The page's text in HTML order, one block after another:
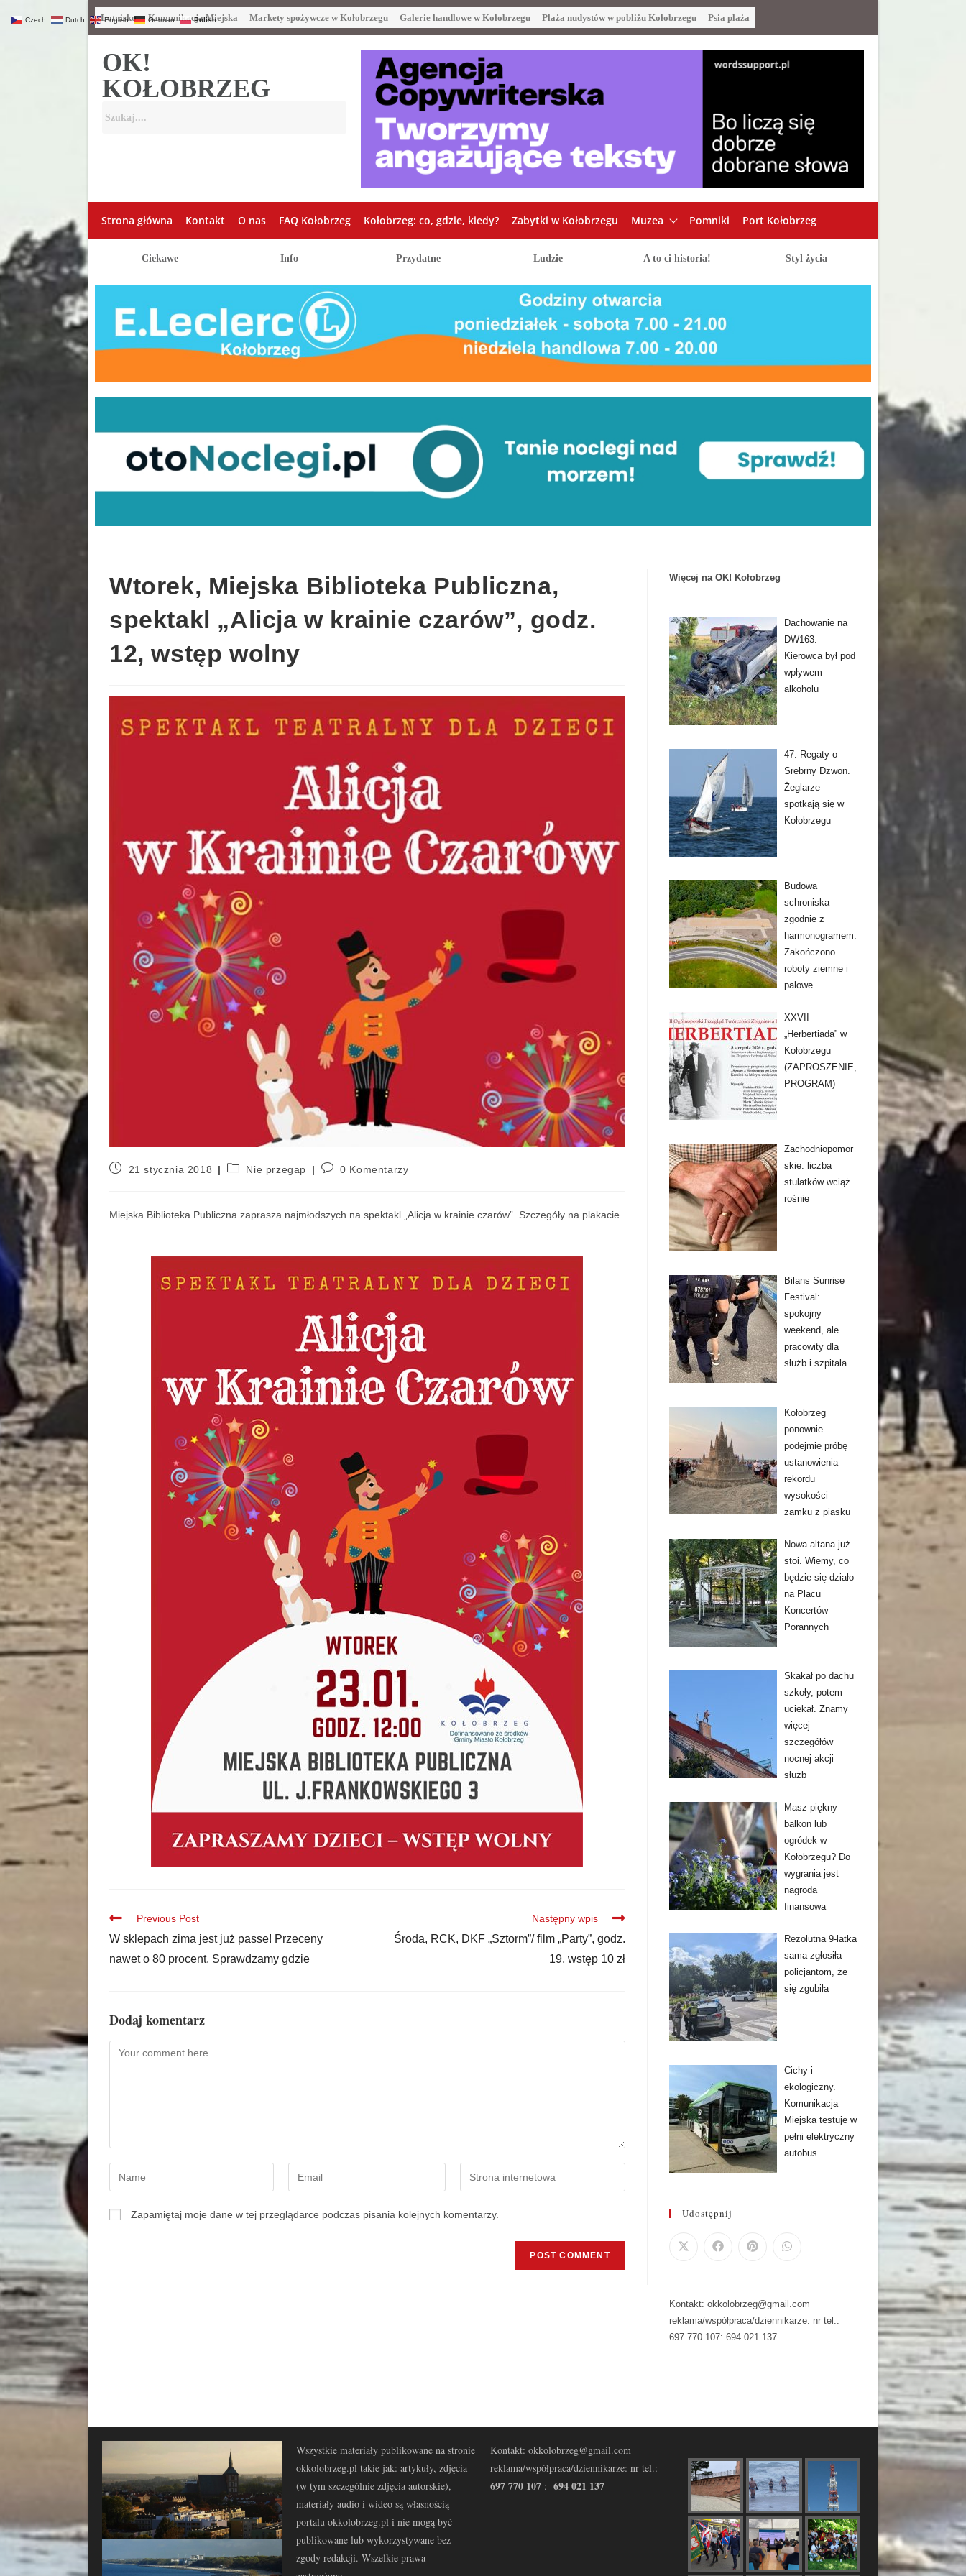
Lotnisko Komunikacja Miejska Markety spożywcze w Kołobrzegu Galerie handlowe w Kołobrzegu Plaża nudystów w pobliżu Kołobrzegu Psia plaża
OK!
KOŁOBRZEG
Strona główna Kontakt O nas FAQ Kołobrzeg Kołobrzeg: co, gdzie, kiedy? Zabytki w Kołobrzegu Muzea Pomniki Port Kołobrzeg
Ciekawe Info Przydatne Ludzie A to ci historia! Styl życia
Wtorek, Miejska Biblioteka Publiczna,
spektakl „Alicja w krainie czarów”, godz.
12, wstęp wolny
21 stycznia 2018 Nie przegap 0 Komentarzy
Miejska Biblioteka Publiczna zaprasza najmłodszych na spektakl „Alicja w krainie czarów”. Szczegóły na plakacie.
Previous Post
W sklepach zima jest już passe! Przeceny
nawet o 80 procent. Sprawdzamy gdzie
Następny wpis
Środa, RCK, DKF „Sztorm”/ film „Party”, godz.
19, wstęp 10 zł
Dodaj komentarz
Zapamiętaj moje dane w tej przeglądarce podczas pisania kolejnych komentarzy.
Więcej na OK! Kołobrzeg
Dachowanie na
DW163.
Kierowca był pod
wpływem
alkoholu
47. Regaty o
Srebrny Dzwon.
Żeglarze
spotkają się w
Kołobrzegu
Budowa
schroniska
zgodnie z
harmonogramem.
Zakończono
roboty ziemne i
palowe
XXVII
„Herbertiada” w
Kołobrzegu
(ZAPROSZENIE,
PROGRAM)
Zachodniopomor
skie: liczba
stulatków wciąż
rośnie
Bilans Sunrise
Festival:
spokojny
weekend, ale
pracowity dla
służb i szpitala
Kołobrzeg
ponownie
podejmie próbę
ustanowienia
rekordu
wysokości
zamku z piasku
Nowa altana już
stoi. Wiemy, co
będzie się działo
na Placu
Koncertów
Porannych
Skakał po dachu
szkoły, potem
uciekał. Znamy
więcej
szczegółów
nocnej akcji
służb
Masz piękny
balkon lub
ogródek w
Kołobrzegu? Do
wygrania jest
nagroda
finansowa
Rezolutna 9-latka
sama zgłosiła
policjantom, że
się zgubiła
Cichy i
ekologiczny.
Komunikacja
Miejska testuje w
pełni elektryczny
autobus
Udostępnij
Kontakt: okkolobrzeg@gmail.com
reklama/współpraca/dziennikarze: nr tel.:
697 770 107: 694 021 137
Wszystkie materiały publikowane na stronie
okkolobrzeg.pl takie jak: artykuły, zdjęcia
(w tym szczególnie zdjęcia autorskie),
materiały audio i wideo są własnością
portalu okkolobrzeg.pl i nie mogą być
publikowane lub wykorzystywane bez
zgody redakcji. Wszelkie prawa
Kontakt: okkolobrzeg@gmail.com
reklama/współpraca/dziennikarze: nr tel.:
697 770 107 : 694 021 137
Czech Dutch English German Polish